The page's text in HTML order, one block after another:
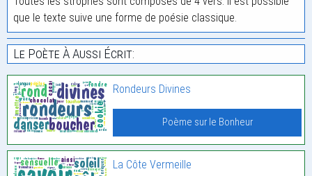
que le texte suive une forme de poésie classique.
Le Poète À Aussi Écrit:
Rondeurs Divines
Poème sur le Bonheur
La Côte Vermeille